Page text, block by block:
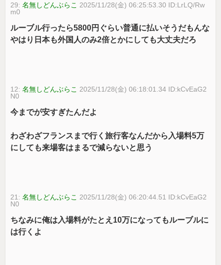
29:名無しどんぶらこ 2025/11/28(金) 06:25:53.30 ID:LrLQ/Rw
m0
ルーブル行ったら5800円ぐらい普通に払いそうだもんな
やはり日本も外国人のみ2倍とかにしても大丈夫だろ
12:名無しどんぶらこ 2025/11/28(金) 06:18:01.34 ID:kCvEaG2
N0
今までが安すぎたんだよ
わざわざフランスまで行く旅行客なんだから入場料5万
にしても来場客はまるで減らないと思う
21:名無しどんぶらこ 2025/11/28(金) 06:20:44.51 ID:kCvEaG2
N0
ちなみに俺は入場料がたとえ10万になってもルーブルに
は行くよ